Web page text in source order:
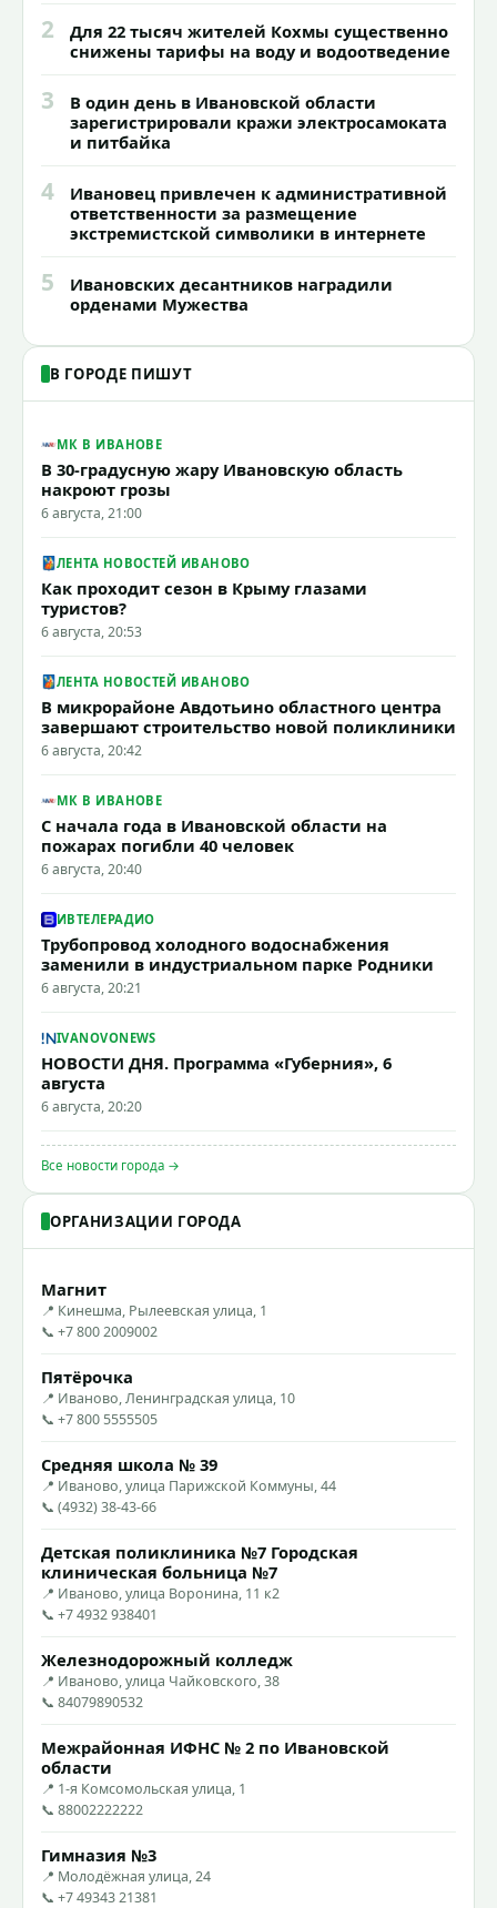
2
Для 22 тысяч жителей Кохмы существенно
снижены тарифы на воду и водоотведение
3
В один день в Ивановской области
зарегистрировали кражи электросамоката
и питбайка
4
Ивановец привлечен к административной
ответственности за размещение
экстремистской символики в интернете
5
Ивановских десантников наградили
орденами Мужества
В ГОРОДЕ ПИШУТ
МК В ИВАНОВЕ
В 30-градусную жару Ивановскую область
накроют грозы
6 августа, 21:00
ЛЕНТА НОВОСТЕЙ ИВАНОВО
Как проходит сезон в Крыму глазами
туристов?
6 августа, 20:53
ЛЕНТА НОВОСТЕЙ ИВАНОВО
В микрорайоне Авдотьино областного центра
завершают строительство новой поликлиники
6 августа, 20:42
МК В ИВАНОВЕ
С начала года в Ивановской области на
пожарах погибли 40 человек
6 августа, 20:40
ИВТЕЛЕРАДИО
Трубопровод холодного водоснабжения
заменили в индустриальном парке Родники
6 августа, 20:21
IVANOVONEWS
НОВОСТИ ДНЯ. Программа «Губерния», 6
августа
6 августа, 20:20
Все новости города →
ОРГАНИЗАЦИИ ГОРОДА
Магнит
📍 Кинешма, Рылеевская улица, 1
📞 +7 800 2009002
Пятёрочка
📍 Иваново, Ленинградская улица, 10
📞 +7 800 5555505
Средняя школа № 39
📍 Иваново, улица Парижской Коммуны, 44
📞 (4932) 38-43-66
Детская поликлиника №7 Городская
клиническая больница №7
📍 Иваново, улица Воронина, 11 к2
📞 +7 4932 938401
Железнодорожный колледж
📍 Иваново, улица Чайковского, 38
📞 84079890532
Межрайонная ИФНС № 2 по Ивановской
области
📍 1-я Комсомольская улица, 1
📞 88002222222
Гимназия №3
📍 Молодёжная улица, 24
📞 +7 49343 21381